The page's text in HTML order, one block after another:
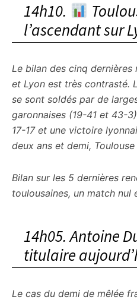
14h10.
l’ascendant sur
Le bilan des cinq
et Lyon est très contrasté.
se sont soldés par de
garonnaises (19-41 et 43-
17-17 et une victoire
deux ans et demi,
Bilan sur les 5 dernières
toulousaines, un match nul
14h05. Antoine
titulaire
Le cas du demi de mêlée